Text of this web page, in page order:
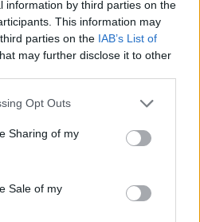
information by third parties on the
This information may
parties on the IAB’s List of
may further disclose it to other
Opt Outs
Sharing of my
Sale of my
– Τι περιλαμβάνει το
«Τα επιχειρήματα και οι
μέχρι τα επόμενα που